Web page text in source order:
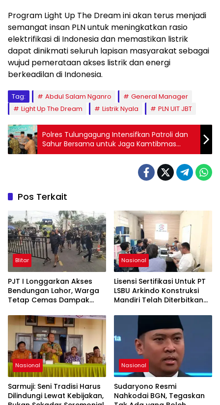
Program Light Up The Dream ini akan terus menjadi
semangat insan PLN untuk meningkatkan rasio
elektrifikasi di Indonesia dan memastikan listrik
dapat dinikmati seluruh lapisan masyarakat sebagai
wujud pemerataan akses listrik dan energi
berkeadilan di Indonesia.
Tag: Abdul Salam Nganro
General Manager
Light Up The Dream
Listrik Nyala PLN UIT JBT
Polres Tulungagung Intensifkan Patroli dan
Sahur Bersama untuk Jaga Kamtibmas
Ramadhan 1446 H/2025
Pos Terkait
Blitar
PJT I Longgarkan Akses
Bendungan Lahor, Warga
Tetap Cemas Dampak
Penutupan Total
Nasional
Lisensi Sertifikasi Untuk PT
LSBU Arkindo Konstruksi
Mandiri Telah Diterbitkan
Nasional
Sarmuji: Seni Tradisi Harus
Dilindungi Lewat Kebijakan,
Nasional
Sudaryono Resmi
Nahkodai BGN, Tegaskan